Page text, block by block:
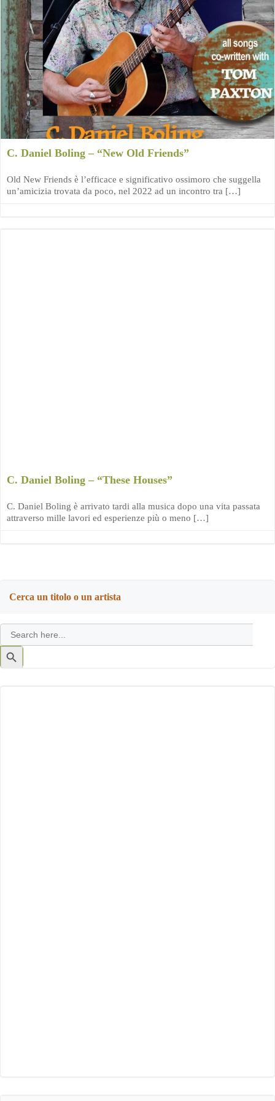
C. Daniel Boling – “New Old Friends”
Old New Friends è l’efficace e significativo ossimoro che suggella
un’amicizia trovata da poco, nel 2022 ad un incontro tra […]
C. Daniel Boling – “These Houses”
C. Daniel Boling è arrivato tardi alla musica dopo una vita passata
attraverso mille lavori ed esperienze più o meno […]
Cerca un titolo o un artista
Search
for:
Search
Button